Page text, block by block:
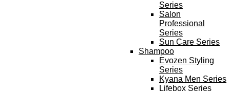
Series
Salon
Professional
Series
Sun Care Series
Shampoo
Evozen Styling
Series
Kyana Men Series
Lifebox Series